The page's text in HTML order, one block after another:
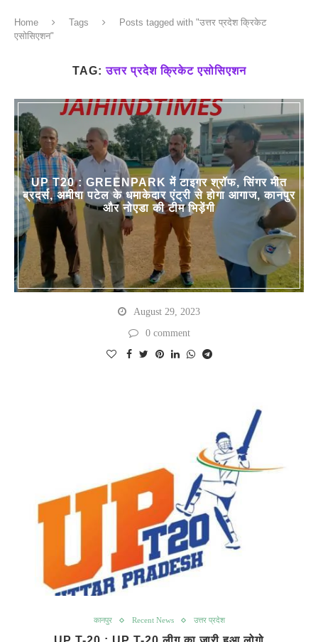
Home Tags
Posts tagged with "उत्तर प्रदेश क्रिकेट
एसोसिएशन"
TAG:उत्तर प्रदेश क्रिकेट एसोसिएशन
UP T20 : GREENPARK में टाइगर श्रॉफ, सिंगर मीत
ब्रदर्स, अमीषा पटेल के धमाकेदार एंट्री से होगा आगाज, कानपुर
और नोएडा की टीम भिड़ेंगी
August 29, 2023
0 comment
कानपुर Recent News उत्तर प्रदेश